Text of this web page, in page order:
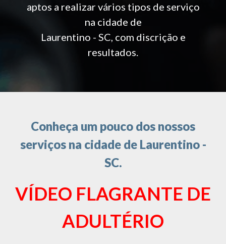
aptos a realizar vários tipos de serviço
na cidade de
Laurentino - SC, com discrição e
resultados.
Conheça um pouco dos nossos
serviços na cidade de Laurentino -
SC.
VÍDEO FLAGRANTE DE
ADULTÉRIO